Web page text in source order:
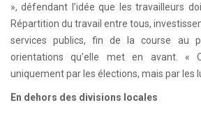
», défendant l’idée que les travailleurs
Répartition du travail entre tous,
services publics, fin de la course au
orientations qu’elle met en avant. «
uniquement par les élections, mais par les
En dehors des divisions locales